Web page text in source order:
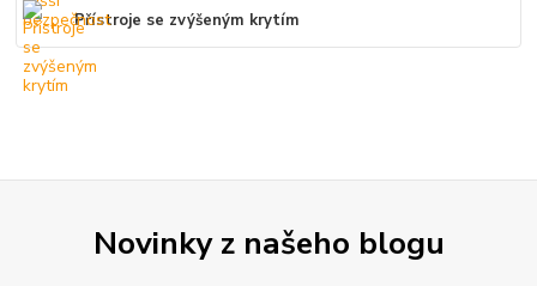
Přístroje se zvýšeným krytím
Novinky z našeho blogu